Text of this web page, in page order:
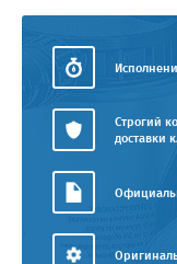
Строгий
доставки